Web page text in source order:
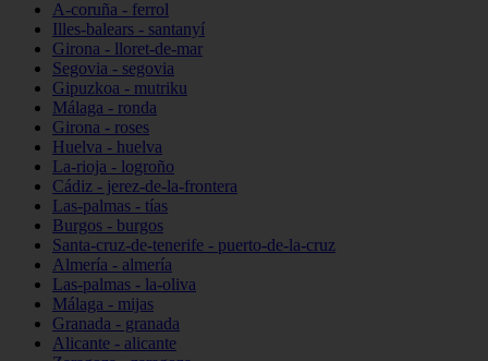
A-coruña - ferrol
Illes-balears - santanyí
Girona - lloret-de-mar
Segovia - segovia
Gipuzkoa - mutriku
Málaga - ronda
Girona - roses
Huelva - huelva
La-rioja - logroño
Cádiz - jerez-de-la-frontera
Las-palmas - tías
Burgos - burgos
Santa-cruz-de-tenerife - puerto-de-la-cruz
Almería - almería
Las-palmas - la-oliva
Málaga - mijas
Granada - granada
Alicante - alicante